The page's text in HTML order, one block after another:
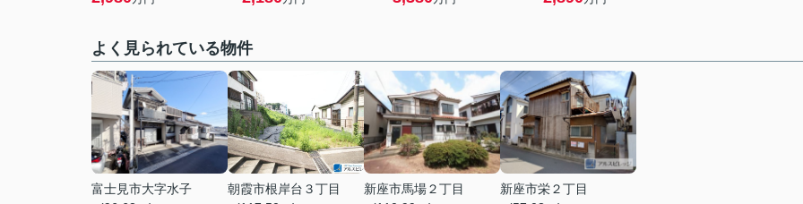
よく見られている物件
富士見市大字水子
朝霞市根岸台３丁目
新座市馬場２丁目
新座市栄２丁目